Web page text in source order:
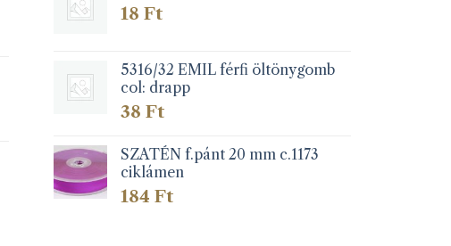
18Ft
5316/32 EMIL férfi öltönygomb
col: drapp
38Ft
SZATÉN f.pánt 20 mm c.1173
ciklámen
184Ft